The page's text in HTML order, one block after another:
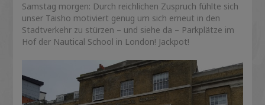
Samstag morgen: Durch reichlichen Zuspruch fühlte sich
unser Taisho motiviert genug um sich erneut in den
Stadtverkehr zu stürzen – und siehe da – Parkplätze im
Hof der Nautical School in London! Jackpot!